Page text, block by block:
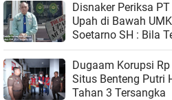
Disnaker Periksa
Upah di Bawah
Soetarno SH : Bila
Hukum
Dugaam Korupsi Rp 1 M Kegiatan
Situs Benteng Putri
Tahan 3 Tersangka